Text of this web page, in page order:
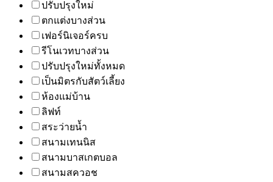
ปรับปรุงใหม่
ตกแต่งบางส่วน
เฟอร์นิเจอร์ครบ
รีโนเวทบางส่วน
ปรับปรุงใหม่ทั้งหมด
เป็นมิตรกับสัตว์เลี้ยง
ห้องแม่บ้าน
ลิฟท์
สระว่ายน้ำ
สนามเทนนิส
สนามบาสเกตบอล
สนามสควอช